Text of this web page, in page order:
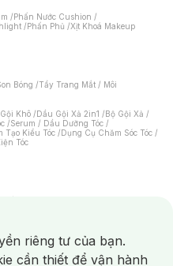
/Phấn Nước Cushion /
/Phấn Phủ /Xịt Khoá Makeup
Bóng /Tẩy Trang Mắt / Môi
Khô /Dầu Gội Xả 2in1 /Bộ Gội Xả /
/Serum / Dầu Dưỡng Tóc /
Tạo Kiểu Tóc /Dụng Cụ Chăm Sóc Tóc /
Tóc
Nạ Xông Hơi /Nước Rửa Tay/
/Bàn Chải Điện/
Nước/ Nước Súc Miệng/
riêng tư của bạn.
cần thiết để vận hành